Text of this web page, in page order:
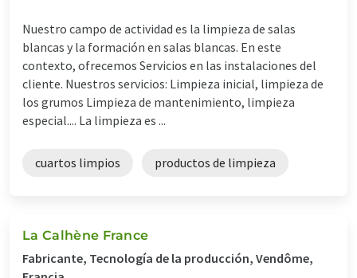
Nuestro campo de actividad es la limpieza de salas
blancas y la formación en salas blancas. En este
contexto, ofrecemos Servicios en las instalaciones del
cliente. Nuestros servicios: Limpieza inicial, limpieza de
los grumos Limpieza de mantenimiento, limpieza
especial.... La limpieza es ...
cuartos limpios productos de limpieza
La Calhène France
Fabricante, Tecnología de la producción, Vendôme,